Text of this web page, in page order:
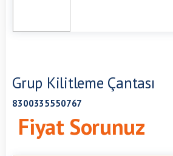
Grup Kilitleme Çantası
8300335550767
Fiyat Sorunuz